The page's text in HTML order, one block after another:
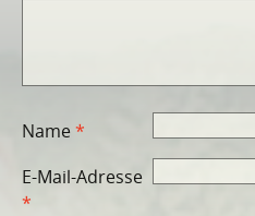
Name*
E-Mail-Adresse
*